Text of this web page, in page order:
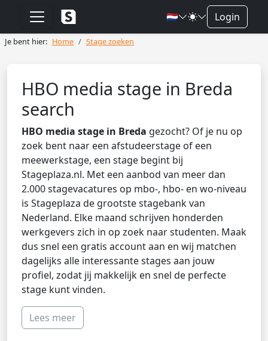
🇳🇱 Login
Je bent hier: Home Stage zoeken
HBO media stage in Breda
search
HBO media stage in Breda gezocht? Of je nu op
zoek bent naar een afstudeerstage of een
meewerkstage, een stage begint bij
Stageplaza.nl. Met een aanbod van meer dan
2.000 stagevacatures op mbo-, hbo- en wo-niveau
is Stageplaza de grootste stagebank van
Nederland. Elke maand schrijven honderden
werkgevers zich in op zoek naar studenten. Maak
dus snel een gratis account aan en wij matchen
dagelijks alle interessante stages aan jouw
profiel, zodat jij makkelijk en snel de perfecte
stage kunt vinden.
Lees meer